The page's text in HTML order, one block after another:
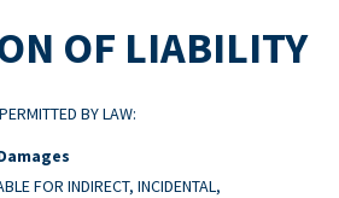
OF LIABILITY
BY LAW:
FOR INDIRECT, INCIDENTAL,